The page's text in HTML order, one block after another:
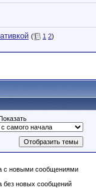
( 1 2)
с новыми сообщениями
без новых сообщений